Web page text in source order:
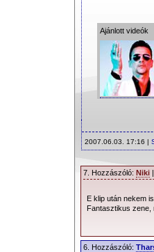
Ajánlott videók
2007.06.03. 17:16 |
7. Hozzászóló: Niki
E klip után nekem
Fantasztikus zene,
6. Hozzászóló: